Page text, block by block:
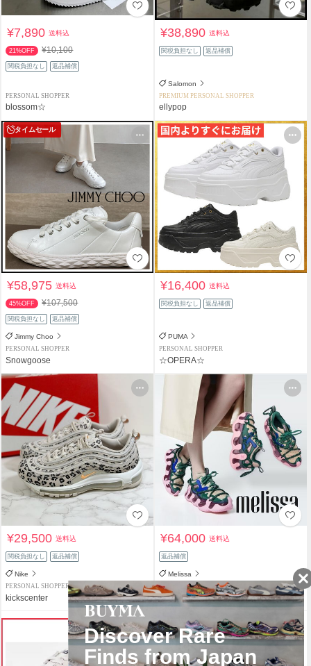
¥7,890送料込
21%OFF ¥10,100
関税負担なし 返品補償
PERSONAL SHOPPER
blossom☆
¥38,890送料込
関税負担なし 返品補償
Salomon
PREMIUM PERSONAL SHOPPER
ellypop
タイムセール
¥58,975送料込
45%OFF ¥107,500
関税負担なし 返品補償
Jimmy Choo
PERSONAL SHOPPER
Snowgoose
¥16,400送料込
関税負担なし 返品補償
PUMA
PERSONAL SHOPPER
☆OPERA☆
¥29,500送料込
関税負担なし 返品補償
Nike
PERSONAL SHOPPER
kickscenter
¥64,000送料込
返品補償
Melissa
PREMIUM PERSONAL SHOPPER
kcsiketani